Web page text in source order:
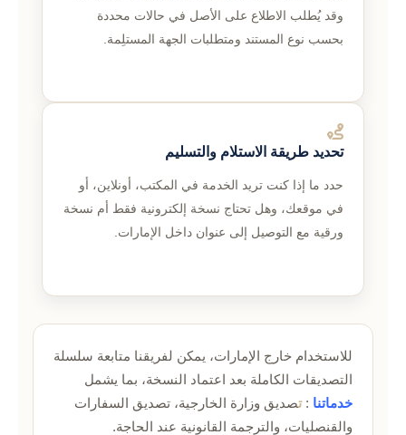
وقد يُطلب الاطلاع على الأصل في حالات محددة
بحسب نوع المستند ومتطلبات الجهة المستلِمة.
تحديد طريقة الاستلام والتسليم
حدد ما إذا كنت تريد الخدمة في المكتب، أونلاين، أو
في موقعك، وهل تحتاج نسخة إلكترونية فقط أم نسخة
ورقية مع التوصيل إلى عنوان داخل الإمارات.
للاستخدام خارج الإمارات، يمكن لفريقنا متابعة سلسلة
التصديقات الكاملة بعد اعتماد النسخة، بما يشمل
خدماتنا :تصديق وزارة الخارجية، تصديق السفارات
والقنصليات، والترجمة القانونية عند الحاجة.